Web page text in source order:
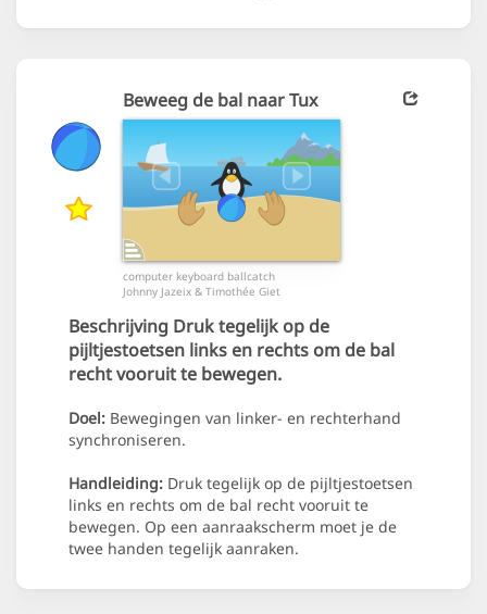
Beweeg de bal naar Tux
computer keyboard ballcatch
Johnny Jazeix & Timothée Giet
Beschrijving Druk tegelijk op de
pijltjestoetsen links en rechts om de bal
recht vooruit te bewegen.
Doel: Bewegingen van linker- en rechterhand
synchroniseren.
Handleiding: Druk tegelijk op de pijltjestoetsen
links en rechts om de bal recht vooruit te
bewegen. Op een aanraakscherm moet je de
twee handen tegelijk aanraken.